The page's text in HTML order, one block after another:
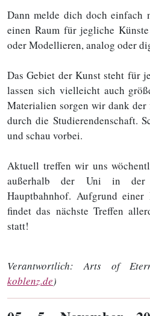
Dann melde dich doch einfach
einen Raum für jegliche
oder Modellieren, analog oder
Das Gebiet der Kunst steht für
lassen sich vielleicht auch
Materialien sorgen wir dank
durch die Studierendenschaft.
und schau vorbei.
Aktuell treffen wir uns
außerhalb der Uni in der
Hauptbahnhof. Aufgrund einer
findet das nächste Treffen
statt!
Verantwortlich: Arts of
koblenz.de)